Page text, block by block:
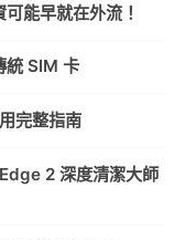
能早就在外流！
統 SIM 卡
完整指南
2 深度清潔大師